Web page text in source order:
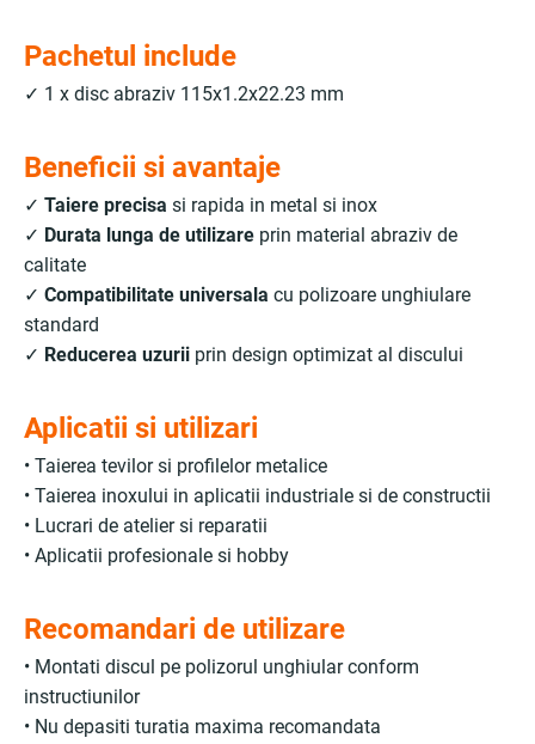
Pachetul include
✓ 1 x disc abraziv 115x1.2x22.23 mm
Beneficii si avantaje
✓ Taiere precisa si rapida in metal si inox
✓ Durata lunga de utilizare prin material abraziv de
calitate
✓ Compatibilitate universala cu polizoare unghiulare
standard
✓ Reducerea uzurii prin design optimizat al discului
Aplicatii si utilizari
• Taierea tevilor si profilelor metalice
• Taierea inoxului in aplicatii industriale si de constructii
• Lucrari de atelier si reparatii
• Aplicatii profesionale si hobby
Recomandari de utilizare
• Montati discul pe polizorul unghiular conform
instructiunilor
• Nu depasiti turatia maxima recomandata